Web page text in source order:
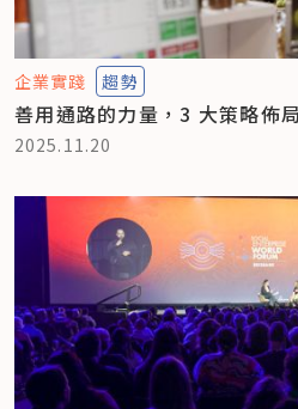
企業實踐 趨勢
善用通路的力量，3 大策略佈
2025.11.20